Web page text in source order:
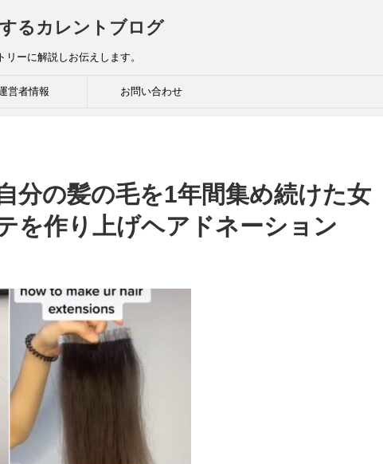
るカレントブログ
ーに解説しお伝えします。
営者情報 お問い合わせ
分の髪の毛を1年間集め続けた女
作り上げヘアドネーション